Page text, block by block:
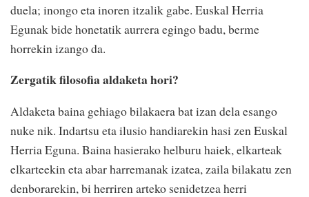
duela; inongo eta inoren itzalik gabe. Euskal Herria
Egunak bide honetatik aurrera egingo badu, berme
horrekin izango da.
Zergatik filosofia aldaketa hori?
Aldaketa baina gehiago bilakaera bat izan dela esango
nuke nik. Indartsu eta ilusio handiarekin hasi zen Euskal
Herria Eguna. Baina hasierako helburu haiek, elkarteak
elkarteekin eta abar harremanak izatea, zaila bilakatu zen
denborarekin, bi herriren arteko senidetzea herri